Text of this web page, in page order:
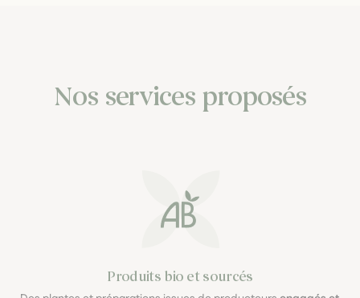
Nos services proposés
Produits bio et sourcés